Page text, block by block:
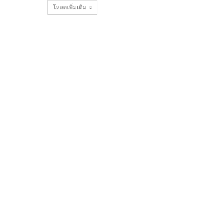
โหลดเพิ่มเติม